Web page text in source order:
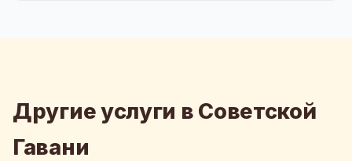
Другие услуги в Советской
Гавани